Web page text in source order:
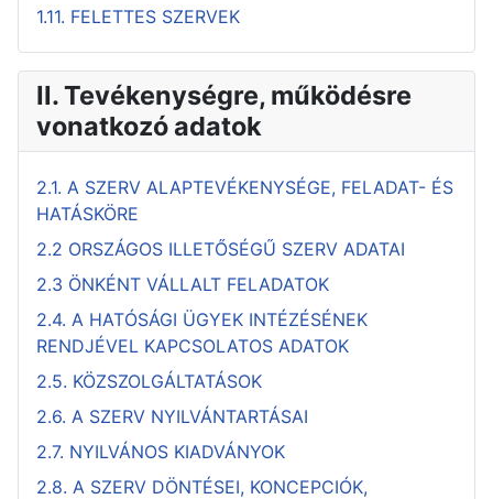
1.11. FELETTES SZERVEK
II. Tevékenységre, működésre
vonatkozó adatok
2.1. A SZERV ALAPTEVÉKENYSÉGE, FELADAT- ÉS
HATÁSKÖRE
2.2 ORSZÁGOS ILLETŐSÉGŰ SZERV ADATAI
2.3 ÖNKÉNT VÁLLALT FELADATOK
2.4. A HATÓSÁGI ÜGYEK INTÉZÉSÉNEK
RENDJÉVEL KAPCSOLATOS ADATOK
2.5. KÖZSZOLGÁLTATÁSOK
2.6. A SZERV NYILVÁNTARTÁSAI
2.7. NYILVÁNOS KIADVÁNYOK
2.8. A SZERV DÖNTÉSEI, KONCEPCIÓK,